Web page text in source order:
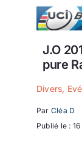
J.O
pure
Divers,
Par Cléa D
Publié le :